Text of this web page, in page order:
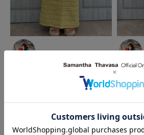
2025.07.28
Samantha Thavasa 河原町